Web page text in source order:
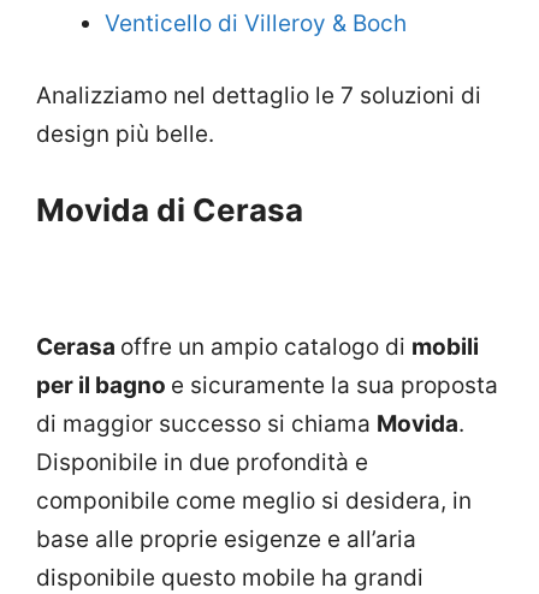
Venticello di Villeroy & Boch
Analizziamo nel dettaglio le 7 soluzioni di
design più belle.
Movida di Cerasa
Cerasa offre un ampio catalogo di mobili
per il bagno e sicuramente la sua proposta
di maggior successo si chiama Movida.
Disponibile in due profondità e
componibile come meglio si desidera, in
base alle proprie esigenze e all’aria
disponibile questo mobile ha grandi